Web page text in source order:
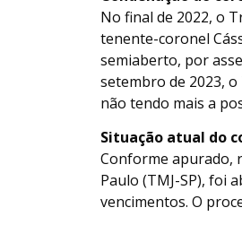
No final de 2022, o
tenente-coronel
semiaberto, por
setembro de 2023,
não tendo mais a
Situação atual do
Conforme apurado,
Paulo (TMJ-SP), foi
vencimentos. O